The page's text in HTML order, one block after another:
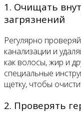
1. Очищать
загрязнений
Регулярно
канализации и
как волосы, жир и
специальные
щетку, чтобы
2. Проверять